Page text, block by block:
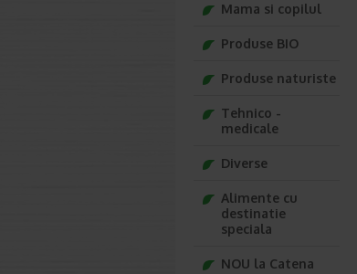
Mama si copilul
Produse BIO
Produse naturiste
Tehnico -
medicale
Diverse
Alimente cu
destinatie
speciala
NOU la Catena